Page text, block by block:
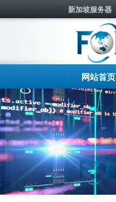
新加坡服务器
网站首页